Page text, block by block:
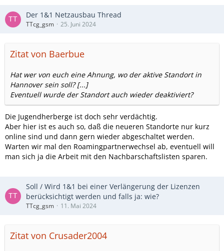
Der 1&1 Netzausbau Thread
TTcg_gsm 25. Juni 2024
Zitat von Baerbue
Hat wer von euch eine Ahnung, wo der aktive Standort in
Hannover sein soll? [...]
Eventuell wurde der Standort auch wieder deaktiviert?
Die Jugendherberge ist doch sehr verdächtig.
Aber hier ist es auch so, daß die neueren Standorte nur kurz
online sind und dann gern wieder abgeschaltet werden.
Warten wir mal den Roamingpartnerwechsel ab, eventuell will
man sich ja die Arbeit mit den Nachbarschaftslisten sparen.
Soll / Wird 1&1 bei einer Verlängerung der Lizenzen
berücksichtigt werden und falls ja: wie?
TTcg_gsm 11. Mai 2024
Zitat von Crusader2004